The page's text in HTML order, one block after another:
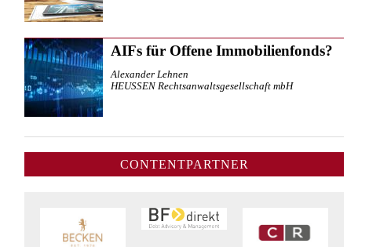
AIFs für Offene Immobilienfonds?
Alexander Lehnen
HEUSSEN Rechtsanwaltsgesellschaft mbH
CONTENTPARTNER